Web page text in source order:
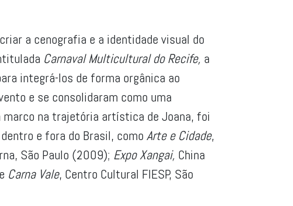
a cenografia e a identidade visual do
Carnaval Multicultural do Recife, a
integrá-los de forma orgânica ao
e se consolidaram como uma
na trajetória artística de Joana, foi
e fora do Brasil, como Arte e Cidade,
São Paulo (2009); Expo Xangai, China
Carna Vale, Centro Cultural FIESP, São